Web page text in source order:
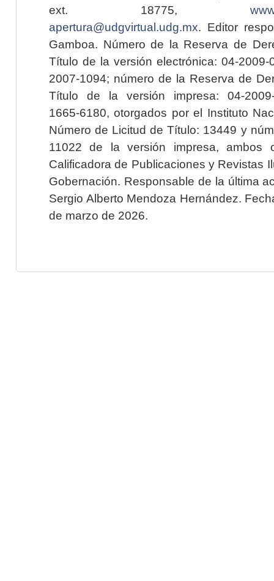
ext. 18775,
apertura@udgvirtual.udg.mx. Editor
Gamboa. Número de la Reserva de
Título de la versión electrónica: 04-2009-
2007-1094; número de la Reserva de
Título de la versión impresa: 04-2009-
1665-6180, otorgados por el Instituto
Número de Licitud de Título: 13449 y
11022 de la versión impresa, ambos
Calificadora de Publicaciones y Revistas
Gobernación. Responsable de la última
Sergio Alberto Mendoza Hernández.
de marzo de 2026.